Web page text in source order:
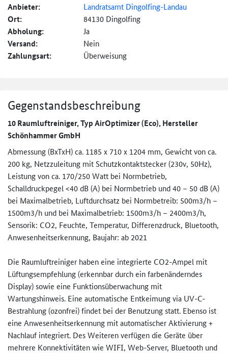
Anbieter: Landratsamt Dingolfing-Landau
Ort: 84130 Dingolfing
Abholung: Ja
Versand: Nein
Zahlungsart: Überweisung
Gegenstandsbeschreibung
10 Raumluftreiniger, Typ AirOptimizer (Eco), Hersteller
Schönhammer GmbH
Abmessung (BxTxH) ca. 1185 x 710 x 1204 mm, Gewicht von ca.
200 kg, Netzzuleitung mit Schutzkontaktstecker (230v, 50Hz),
Leistung von ca. 170/250 Watt bei Normbetrieb,
Schalldruckpegel <40 dB (A) bei Normbetrieb und 40 – 50 dB (A)
bei Maximalbetrieb, Luftdurchsatz bei Normbetreib: 500m3/h –
1500m3/h und bei Maximalbetrieb: 1500m3/h – 2400m3/h,
Sensorik: CO2, Feuchte, Temperatur, Differenzdruck, Bluetooth,
Anwesenheitserkennung, Baujahr: ab 2021
Die Raumluftreiniger haben eine integrierte CO2-Ampel mit
Lüftungsempfehlung (erkennbar durch ein farbenänderndes
Display) sowie eine Funktionsüberwachung mit
Wartungshinweis. Eine automatische Entkeimung via UV-C-
Bestrahlung (ozonfrei) findet bei der Benutzung statt. Ebenso ist
eine Anwesenheitserkennung mit automatischer Aktivierung +
Nachlauf integriert. Des Weiteren verfügen die Geräte über
mehrere Konnektivitäten wie WIFI, Web-Server, Bluetooth und